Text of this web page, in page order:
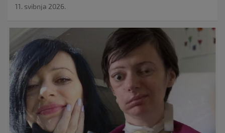
11. svibnja 2026.